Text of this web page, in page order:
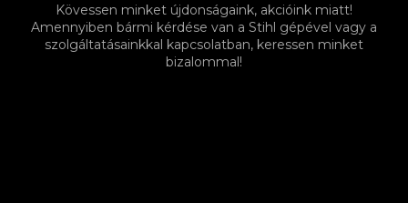
Kövessen minket újdonságaink, akcióink miatt!
Amennyiben bármi kérdése van a Stihl gépével vagy a
szolgáltatásainkkal kapcsolatban, keressen minket
bizalommal!